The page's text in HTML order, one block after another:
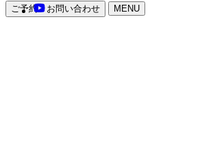
ご予約・お問い合わせ MENU